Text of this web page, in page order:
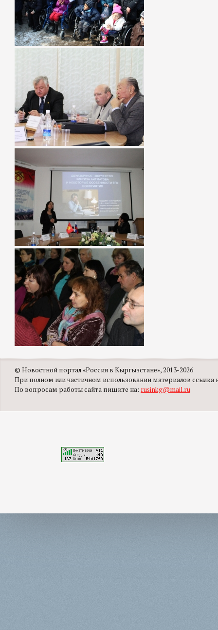
© Новостной портал «Россия в Кыргызстане», 2013-2026
При полном или частичном использовании материалов ссылка
По вопросам работы сайта пишите на: rusinkg@mail.ru